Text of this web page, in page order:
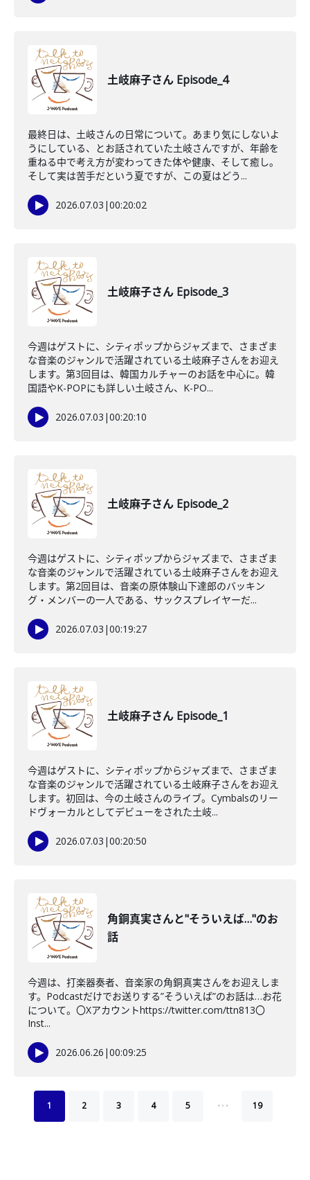
土岐麻子さん Episode_4
最終日は、土岐さんの日常について。あまり気にしないよ
うにしている、とお話されていた土岐さんですが、年齢を
重ねる中で考え方が変わってきた体や健康、そして癒し。
そして実は苦手だという夏ですが、この夏はどう...
2026.07.03 |00:20:02
土岐麻子さん Episode_3
今週はゲストに、シティポップからジャズまで、さまざま
な音楽のジャンルで活躍されている土岐麻子さんをお迎え
します。第3回目は、韓国カルチャーのお話を中心に。韓
国語やK-POPにも詳しい土岐さん、K-PO...
2026.07.03 |00:20:10
土岐麻子さん Episode_2
今週はゲストに、シティポップからジャズまで、さまざま
な音楽のジャンルで活躍されている土岐麻子さんをお迎え
します。第2回目は、音楽の原体験山下達郎のバッキン
グ・メンバーの一人である、サックスプレイヤーだ...
2026.07.03 |00:19:27
土岐麻子さん Episode_1
今週はゲストに、シティポップからジャズまで、さまざま
な音楽のジャンルで活躍されている土岐麻子さんをお迎え
します。初回は、今の土岐さんのライブ。Cymbalsのリー
ドヴォーカルとしてデビューをされた土岐...
2026.07.03 |00:20:50
角銅真実さんと"そういえば…"のお
話
今週は、打楽器奏者、音楽家の角銅真実さんをお迎えしま
す。Podcastだけでお送りする”そういえば”のお話は…お花
について。〇Xアカウントhttps://twitter.com/ttn813〇
Inst...
2026.06.26 |00:09:25
1 2 3 4 5 … 19